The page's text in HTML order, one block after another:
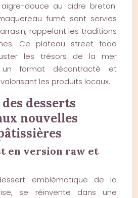
douce au cidre breton.
fumé sont servies
rappelant les traditions
Ce plateau street food
les trésors de la mer
format décontracté et
les produits locaux.
desserts
nouvelles
en version raw et
emblématique de la
se réinvente dans une